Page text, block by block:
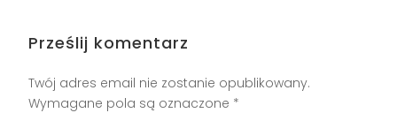
Prześlij komentarz
Twój adres email nie zostanie opublikowany.
Wymagane pola są oznaczone *